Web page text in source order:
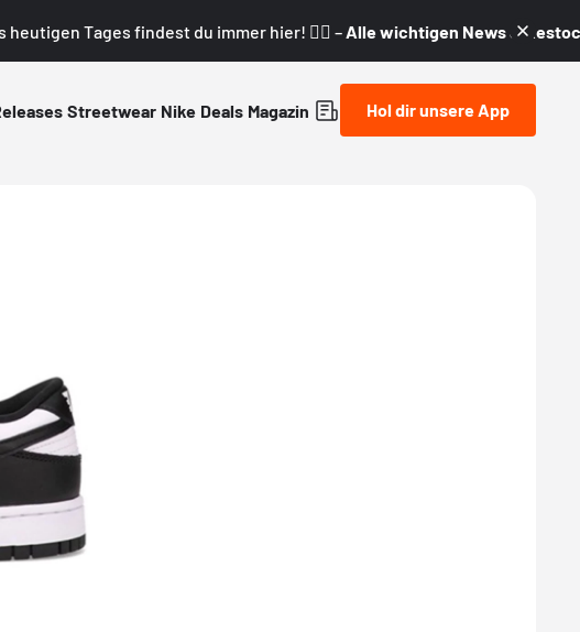
Tages findest du immer hier! 👇🏼 – Alle wichtigen News &
Streetwear Nike Deals Magazin Hol dir unsere App